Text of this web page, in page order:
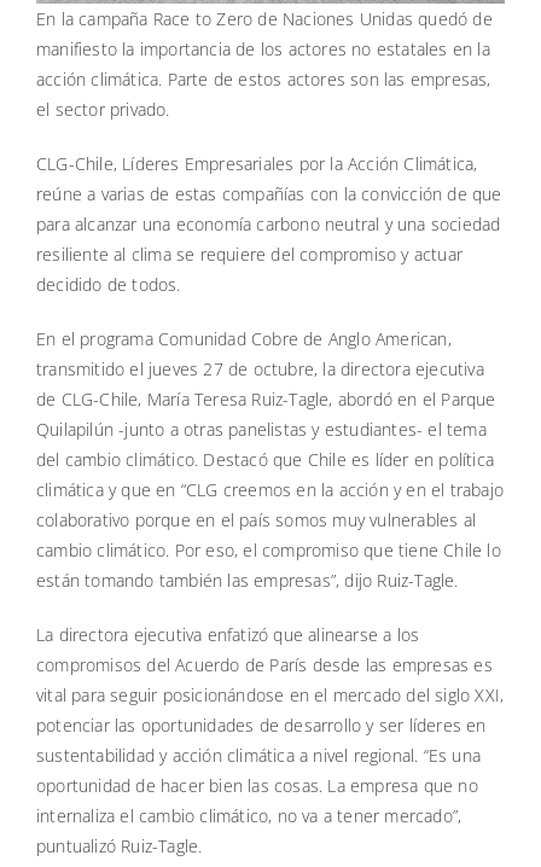
En la campaña Race to Zero de Naciones Unidas quedó de
manifiesto la importancia de los actores no estatales en la
acción climática. Parte de estos actores son las empresas,
el sector privado.
CLG-Chile, Líderes Empresariales por la Acción Climática,
reúne a varias de estas compañías con la convicción de que
para alcanzar una economía carbono neutral y una sociedad
resiliente al clima se requiere del compromiso y actuar
decidido de todos.
En el programa Comunidad Cobre de Anglo American,
transmitido el jueves 27 de octubre, la directora ejecutiva
de CLG-Chile, María Teresa Ruiz-Tagle, abordó en el Parque
Quilapilún -junto a otras panelistas y estudiantes- el tema
del cambio climático. Destacó que Chile es líder en política
climática y que en “CLG creemos en la acción y en el trabajo
colaborativo porque en el país somos muy vulnerables al
cambio climático. Por eso, el compromiso que tiene Chile lo
están tomando también las empresas”, dijo Ruiz-Tagle.
La directora ejecutiva enfatizó que alinearse a los
compromisos del Acuerdo de París desde las empresas es
vital para seguir posicionándose en el mercado del siglo XXI,
potenciar las oportunidades de desarrollo y ser líderes en
sustentabilidad y acción climática a nivel regional. “Es una
oportunidad de hacer bien las cosas. La empresa que no
internaliza el cambio climático, no va a tener mercado”,
puntualizó Ruiz-Tagle.